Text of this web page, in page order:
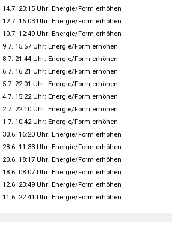
14.7. 23:15 Uhr: Energie/Form erhöhen
12.7. 16:03 Uhr: Energie/Form erhöhen
10.7. 12:49 Uhr: Energie/Form erhöhen
9.7. 15:57 Uhr: Energie/Form erhöhen
8.7. 21:44 Uhr: Energie/Form erhöhen
6.7. 16:21 Uhr: Energie/Form erhöhen
5.7. 22:01 Uhr: Energie/Form erhöhen
4.7. 15:22 Uhr: Energie/Form erhöhen
2.7. 22:10 Uhr: Energie/Form erhöhen
1.7. 10:42 Uhr: Energie/Form erhöhen
30.6. 16:20 Uhr: Energie/Form erhöhen
28.6. 11:33 Uhr: Energie/Form erhöhen
20.6. 18:17 Uhr: Energie/Form erhöhen
18.6. 08:07 Uhr: Energie/Form erhöhen
12.6. 23:49 Uhr: Energie/Form erhöhen
11.6. 22:41 Uhr: Energie/Form erhöhen